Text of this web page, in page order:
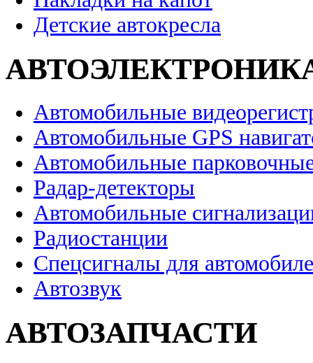
Детские автокресла
Автомобильные
Автомобильные GPS
Автомобильные
Радар-детекторы
Автомобильные
Радиостанции
Спецсигналы для
Автозвук
АВТОЗАПЧАСТИ